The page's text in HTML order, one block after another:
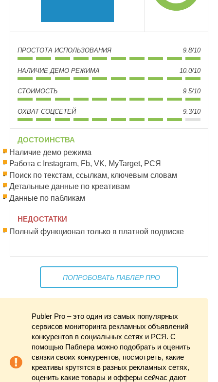
ПРОСТОТА ИСПОЛЬЗОВАНИЯ 9.8/10
НАЛИЧИЕ ДЕМО РЕЖИМА 10.0/10
СТОИМОСТЬ 9.5/10
ОХВАТ СОЦСЕТЕЙ 9.3/10
ДОСТОИНСТВА
Наличие демо режима
Работа с Instagram, Fb, VK, MyTarget, РСЯ
Поиск по текстам, ссылкам, ключевым словам
Детальные данные по креативам
Данные по пабликам
НЕДОСТАТКИ
Полный функционал только в платной подписке
ПОПРОБОВАТЬ ПАБЛЕР ПРО
Publer Pro – это один из самых популярных
сервисов мониторинга рекламных объявлений
конкурентов в социальных сетях и РСЯ. С
помощью Паблера можно подобрать и оценить
связки своих конкурентов, посмотреть, какие
креативы крутятся в разных рекламных сетях,
оценить какие товары и офферы сейчас дают